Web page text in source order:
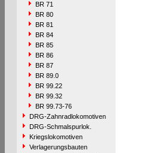
BR 71
BR 80
BR 81
BR 84
BR 85
BR 86
BR 87
BR 89.0
BR 99.22
BR 99.32
BR 99.73-76
DRG-Zahnradlokomotiven
DRG-Schmalspurlok.
Kriegslokomotiven
Verlagerungsbauten